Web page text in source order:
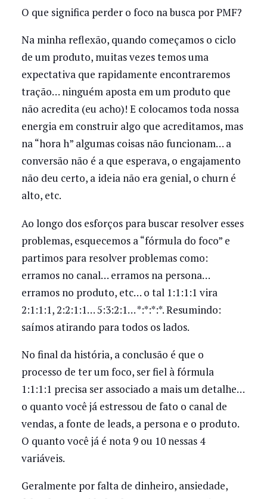
O que significa perder o foco na busca por PMF?
Na minha reflexão, quando começamos o ciclo
de um produto, muitas vezes temos uma
expectativa que rapidamente encontraremos
tração… ninguém aposta em um produto que
não acredita (eu acho)! E colocamos toda nossa
energia em construir algo que acreditamos, mas
na “hora h” algumas coisas não funcionam… a
conversão não é a que esperava, o engajamento
não deu certo, a ideia não era genial, o churn é
alto, etc.
Ao longo dos esforços para buscar resolver esses
problemas, esquecemos a “fórmula do foco” e
partimos para resolver problemas como:
erramos no canal… erramos na persona…
erramos no produto, etc… o tal 1:1:1:1 vira
2:1:1:1, 2:2:1:1… 5:3:2:1… *:*:*:*. Resumindo:
saímos atirando para todos os lados.
No final da história, a conclusão é que o
processo de ter um foco, ser fiel à fórmula
1:1:1:1 precisa ser associado a mais um detalhe…
o quanto você já estressou de fato o canal de
vendas, a fonte de leads, a persona e o produto.
O quanto você já é nota 9 ou 10 nessas 4
variáveis.
Geralmente por falta de dinheiro, ansiedade,